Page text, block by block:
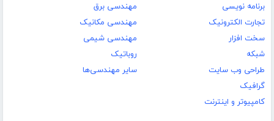
برنامه نویسی
تجارت الکترونیک
سخت افزار
شبکه
طراحی وب سایت
گرافیک
کامپیوتر و اینترنت
مهندسی برق
مهندسی مکانیک
مهندسی شیمی
روباتیک
سایر مهندسی‌ها